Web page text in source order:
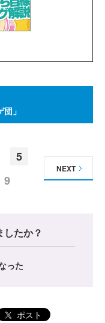
」
5
9
NEXT
したか？
った
ポスト